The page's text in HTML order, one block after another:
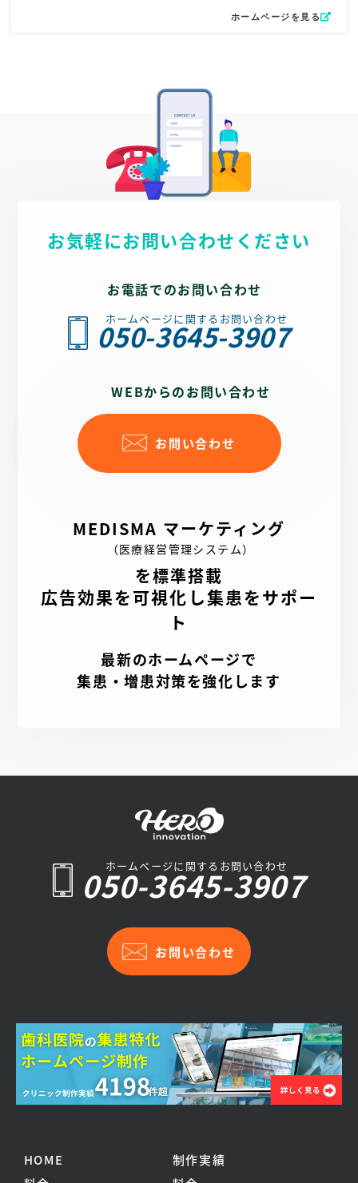
情報へスムーズに移動できる導線を設計。スマートフォン
SEO面では、「豊橋市」「内科」「消化器内科」「内視鏡
込み、ふじわらメディカルクリニック｜豊橋市平川本町の
内科・消化器内科、のメタ情報を最適化。地域密着型の医
療機関として検索上でも信頼性を高めています。
全体を通して、地域に根ざした温もりのある医療と確かな
専門性を、デザイン・構成・言葉づかいのすべてで調和さ
器内科の専門性をしっかりと伝えつつ、地域の方が安心し
チーフを採用し、呼吸と希望を象徴。全体をやわらかなス
き抜け構造の木目を活かした待合室や、ゆったりと座れる
チェアなど、実際の院内の温もりが伝わる写真を多く使用
し、サイト全体で「安心できる空間」を表現しました。グ
ローバルナビゲーションには内容に合わせたイラストを添
え、専門的な情報でもやさしく感じられる工夫を加えてい
コンテンツ面では、トップページに「こんな症状ありませ
んか？」という導入を設け、各種、診療科・外来で扱う症
す。背景にスカイブルーを使用し、視認性を高めながらも
イコンを中心に構成し、文章よりもビジュアルで印象を伝
えるデザインとしています。
スできるよう設計。スマートフォンからの閲覧時にもスム
を最適化しました。
SEOでは、「小倉北区 呼吸器内科」「南小倉駅」「発熱外
来」「睡眠時無呼吸外来」などの地域・専門キーワードを
り込みました。
全体を通して、呼吸器内科の専門性と地域医療の温かさを
調和させ、患者様が“ここなら安心して相談できる”と感じ
られるホームページに仕上げました。
ホームページを見る
お気軽にお問い合わせください
お電話でのお問い合わせ
ホームページに関するお問い合わせ
050-3645-3907
WEBからのお問い合わせ
お問い合わせ
MEDISMA マーケティング
（医療経営管理システム）
を標準搭載
広告効果を可視化し集患をサポー
ト
最新のホームページで
集患・増患対策を強化します
ホームページに関するお問い合わせ
050-3645-3907
お問い合わせ
HOME
制作実績